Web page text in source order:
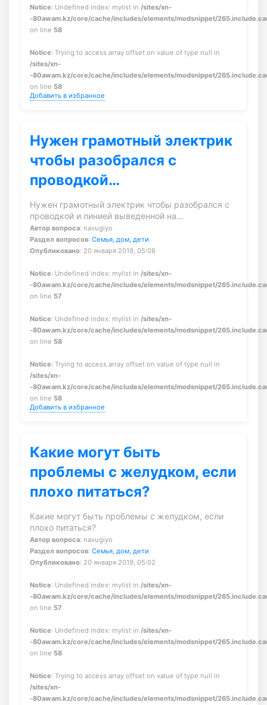
Notice: Undefined index: mylist in /sites/xn-
-80awam.kz/core/cache/includes/elements/modsnippet/
on line 58
Notice: Trying to access array offset on value of type null in
/sites/xn-
-80awam.kz/core/cache/includes/elements/modsnippet/
on line 58
Добавить в избранное
Нужен грамотный электрик
чтобы разобрался с
проводкой…
Нужен грамотный электрик чтобы разобрался с
проводкой и линией выведенной на…
Автор вопроса: navugiyo
Раздел вопросов: Семья, дом, дети
Опубликовано: 20 января 2019, 05:08
Notice: Undefined index: mylist in /sites/xn-
-80awam.kz/core/cache/includes/elements/modsnippet/
on line 57
Notice: Undefined index: mylist in /sites/xn-
-80awam.kz/core/cache/includes/elements/modsnippet/
on line 58
Notice: Trying to access array offset on value of type null in
/sites/xn-
-80awam.kz/core/cache/includes/elements/modsnippet/
on line 58
Добавить в избранное
Какие могут быть
проблемы с желудком, если
плохо питаться?
Какие могут быть проблемы с желудком, если
плохо питаться?
Автор вопроса: navugiyo
Раздел вопросов: Семья, дом, дети
Опубликовано: 20 января 2019, 05:02
Notice: Undefined index: mylist in /sites/xn-
-80awam.kz/core/cache/includes/elements/modsnippet/
on line 57
Notice: Undefined index: mylist in /sites/xn-
-80awam.kz/core/cache/includes/elements/modsnippet/
on line 58
Notice: Trying to access array offset on value of type null in
/sites/xn-
-80awam.kz/core/cache/includes/elements/modsnippet/